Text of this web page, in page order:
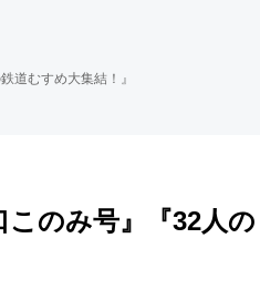
道むすめ大集結！』
のみ号』『32人の